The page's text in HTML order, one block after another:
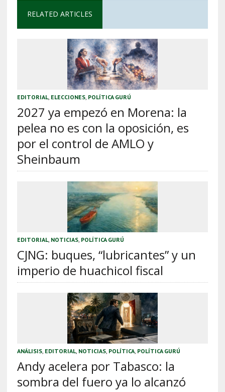
RELATED ARTICLES
EDITORIAL, ELECCIONES, POLÍTICA GURÚ
2027 ya empezó en Morena: la
pelea no es con la oposición, es
por el control de AMLO y
Sheinbaum
EDITORIAL, NOTICIAS, POLÍTICA GURÚ
CJNG: buques, “lubricantes” y un
imperio de huachicol fiscal
ANÁLISIS, EDITORIAL, NOTICIAS, POLÍTICA, POLÍTICA GURÚ
Andy acelera por Tabasco: la
sombra del fuero ya lo alcanzó